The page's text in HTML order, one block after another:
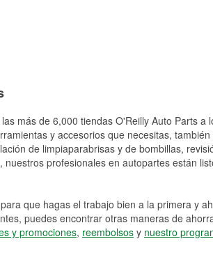
más de 6,000 tiendas O'Reilly Auto Parts a
y accesorios que necesitas,
de limpiaparabrisas y de bombillas,
profesionales en autopartes están
que hagas el trabajo bien a la primera y
puedes encontrar otras maneras de
y promociones, reembolsos y nuestro